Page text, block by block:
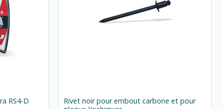
RS4-D
Rivet noir pour embout carbone et pour